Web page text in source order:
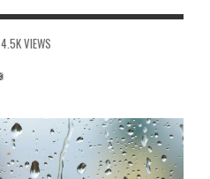
4.5K VIEWS